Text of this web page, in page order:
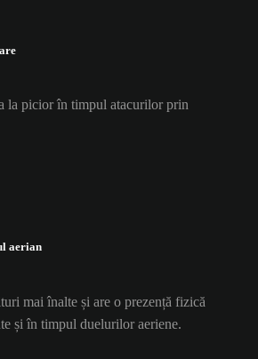
la picior în timpul atacurilor prin
aerian
mai înalte și are o prezență fizică
și în timpul duelurilor aeriene.